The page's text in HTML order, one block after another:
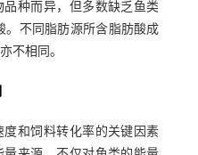
种而异，但多数缺乏鱼类
。不同脂肪源所含脂肪酸成
不相同。
和饲料转化率的关键因素